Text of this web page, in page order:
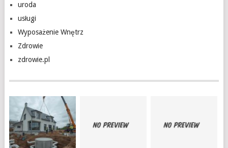
uroda
usługi
Wyposażenie Wnętrz
Zdrowie
zdrowie.pl